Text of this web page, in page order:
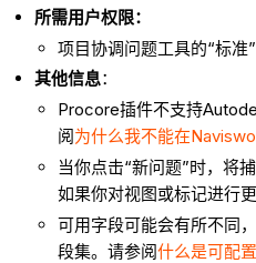
所需用户权限：
项目协调问题工具的“标准
其他信息：
Procore插件不支持
阅为什么我不能在
当你点击“新问题”时，将
如果你对视图或标记进行
可用字段可能会有所不同
段集。请参阅什么是可配